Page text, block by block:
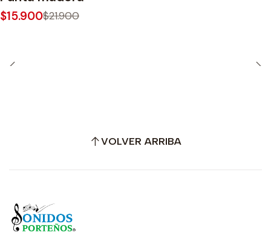
$15.900$21.900
VOLVER ARRIBA